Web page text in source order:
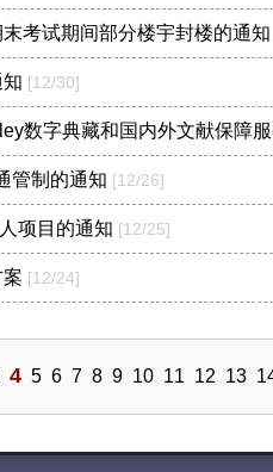
考试期间部分楼宇封楼的通知
[12/30]
数字典藏和国内外文献保障
管制的通知 [12/26]
项目的通知 [12/25]
[12/24]
4 5 6 7 8 9 10 11 12 13